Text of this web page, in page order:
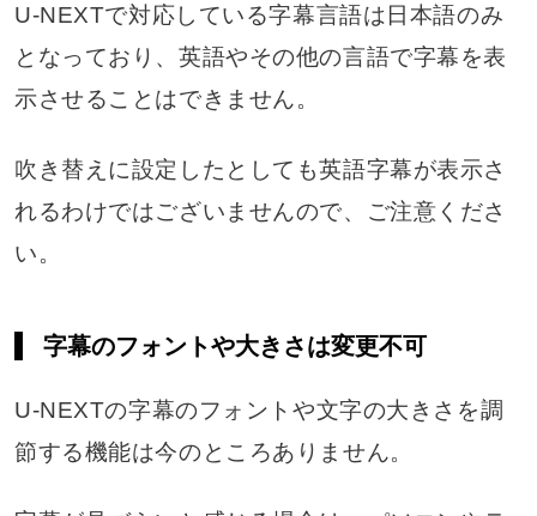
U-NEXTで対応している字幕言語は日本語のみ
となっており、英語やその他の言語で字幕を表
示させることはできません。
吹き替えに設定したとしても英語字幕が表示さ
れるわけではございませんので、ご注意くださ
い。
字幕のフォントや大きさは変更不可
U-NEXTの字幕のフォントや文字の大きさを調
節する機能は今のところありません。